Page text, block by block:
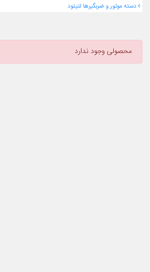
دسته موتور و ضربگیرها لتیتود
محصولی وجود ندارد